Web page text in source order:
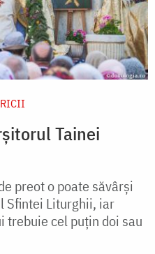
Tainei
preot o poate săvârşi
Sfintei Liturghii, iar
cel puţin doi sau